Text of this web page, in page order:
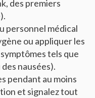
des premiers
personnel médical
ou appliquer les
tels que
nausées).
pendant au moins
et signalez tout